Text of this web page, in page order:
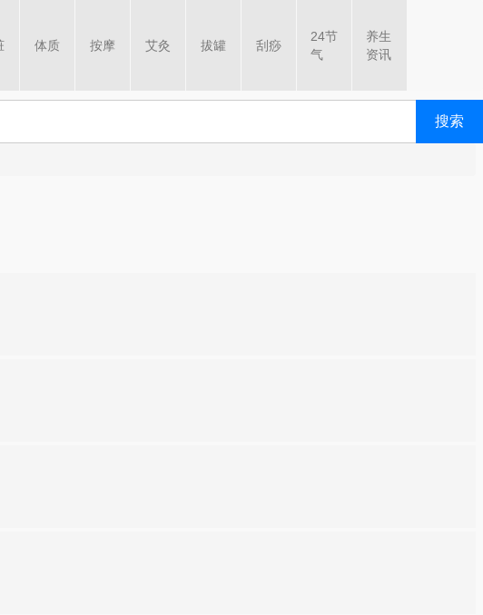
体质 按摩 艾灸 拔罐 刮痧
24节
气
养生
资讯
搜索